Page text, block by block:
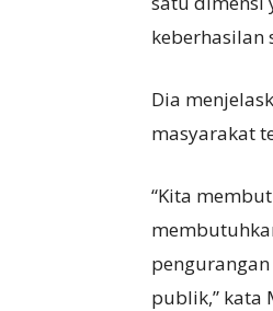
keberhasilan
Dia
masyarakat
“Kita
publik,” kata